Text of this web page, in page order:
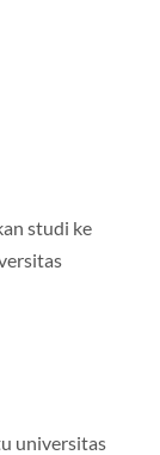
studi ke
universitas